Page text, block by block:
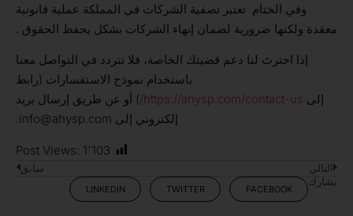
وفي الختام تعتبر تصفية الشركات في المملكة عملية قانونية
معقدة ولكنها ضرورية لضمان إنهاء الشركات بشكل يحفظ الحقوق .
إذا اخترتَ لنا دعم قضيتك الخاصة، فلا تتردد في التواصل معنا
باستخدام نموذج الاستفسارات (رابط
إلى https://ahysp.com/contact-us/ ) أو عن طريق إرسال بريد
إلكتروني إلى info@ahysp.com.
Post Views: 1٬103
التالي
سابق
يشارك
FACEBOOK
TWITTER
LINKEDIN